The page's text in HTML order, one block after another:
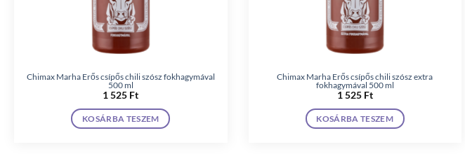
Chimax Marha Erős csípős chili szósz fokhagymával
500 ml
1 525 Ft
KOSÁRBA TESZEM
Chimax Marha Erős csípős chili szósz extra
fokhagymával 500 ml
1 525 Ft
KOSÁRBA TESZEM